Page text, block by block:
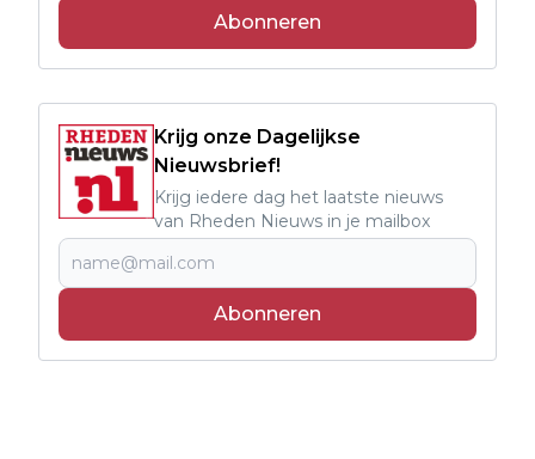
Abonneren
Krijg onze Dagelijkse
Nieuwsbrief!
Krijg iedere dag het laatste nieuws
van Rheden Nieuws in je mailbox
Abonneren